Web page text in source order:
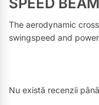
The aerodynamic
swingspeed and
Nu există recenzii